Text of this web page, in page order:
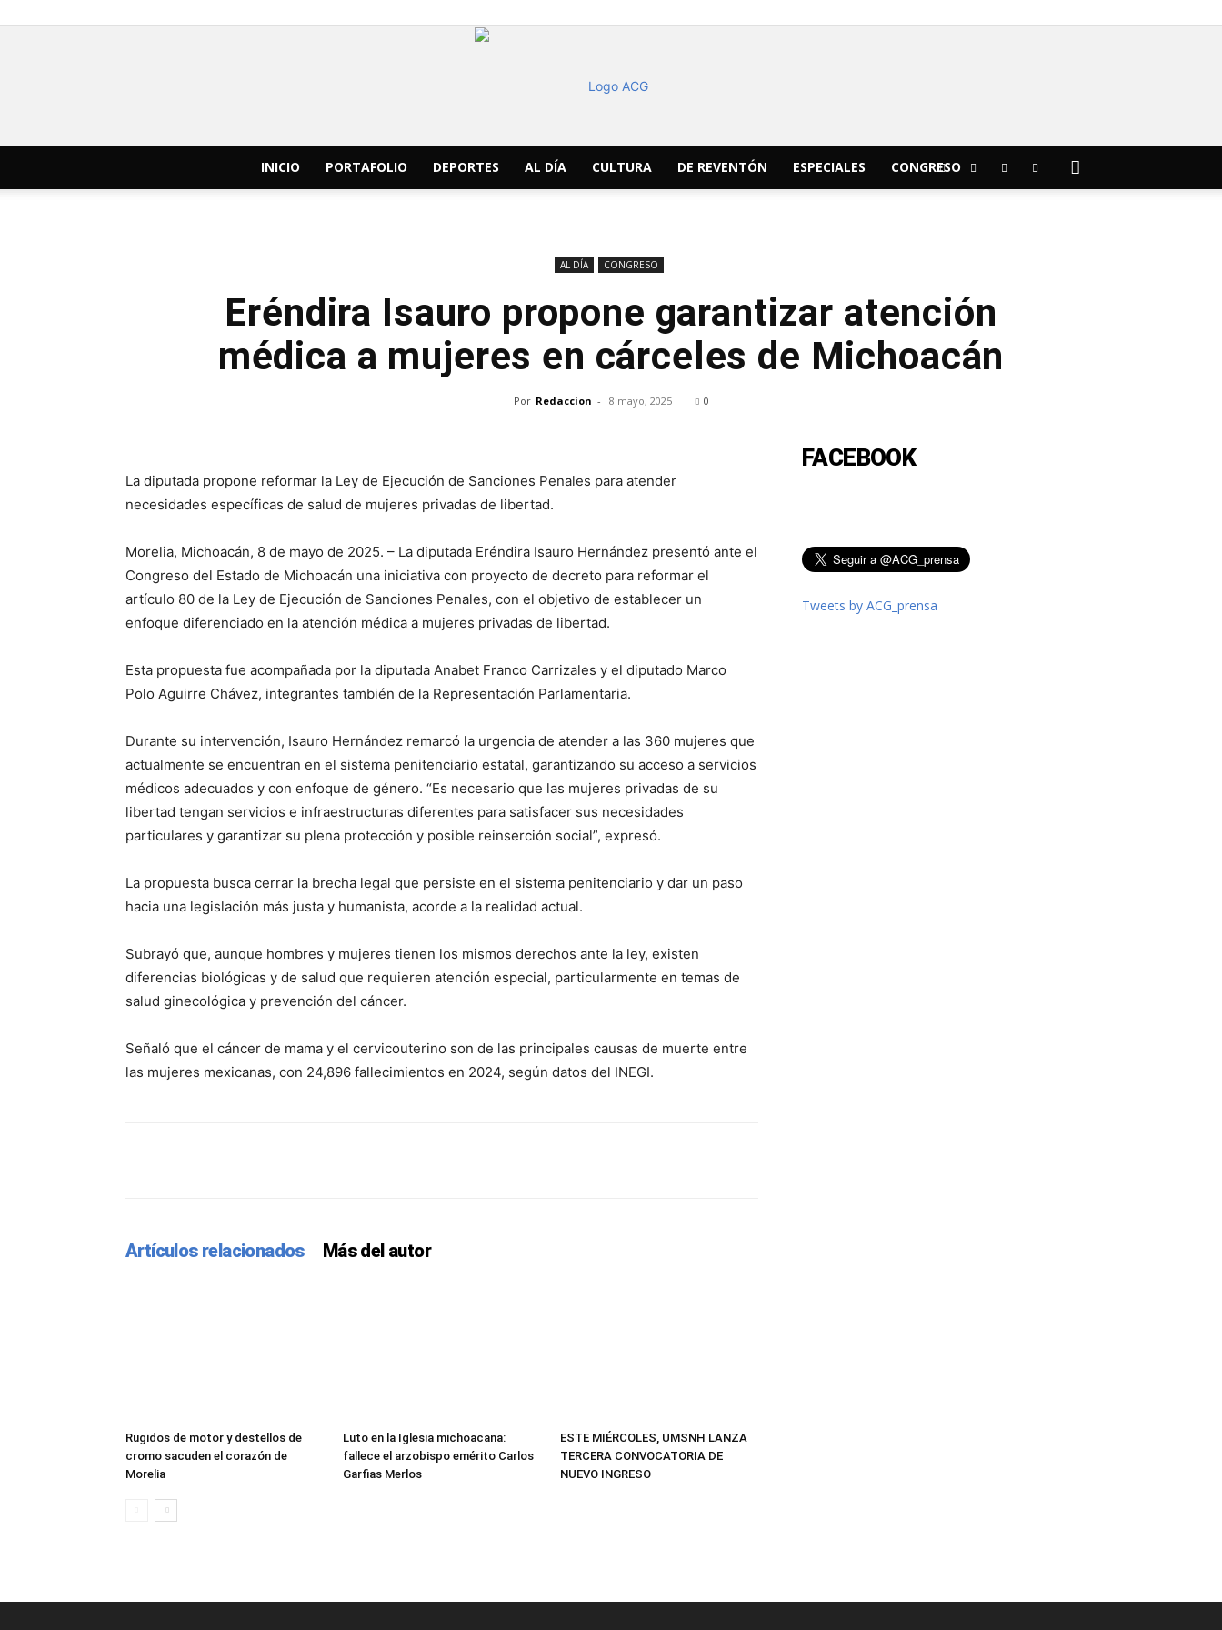
Noticias
INICIO PORTAFOLIO DEPORTES AL DÍA CULTURA DE REVENTÓN ESPECIALES CONGRESO
AL DÍA CONGRESO
Eréndira Isauro propone garantizar atención
médica a mujeres en cárceles de Michoacán
Por Redaccion - 8 mayo, 2025 0
La diputada propone reformar la Ley de Ejecución de Sanciones Penales para atender
necesidades específicas de salud de mujeres privadas de libertad.
Morelia, Michoacán, 8 de mayo de 2025. – La diputada Eréndira Isauro Hernández presentó ante el
Congreso del Estado de Michoacán una iniciativa con proyecto de decreto para reformar el
artículo 80 de la Ley de Ejecución de Sanciones Penales, con el objetivo de establecer un
enfoque diferenciado en la atención médica a mujeres privadas de libertad.
Esta propuesta fue acompañada por la diputada Anabet Franco Carrizales y el diputado Marco
Polo Aguirre Chávez, integrantes también de la Representación Parlamentaria.
Durante su intervención, Isauro Hernández remarcó la urgencia de atender a las 360 mujeres que
actualmente se encuentran en el sistema penitenciario estatal, garantizando su acceso a servicios
médicos adecuados y con enfoque de género. “Es necesario que las mujeres privadas de su
libertad tengan servicios e infraestructuras diferentes para satisfacer sus necesidades
particulares y garantizar su plena protección y posible reinserción social”, expresó.
La propuesta busca cerrar la brecha legal que persiste en el sistema penitenciario y dar un paso
hacia una legislación más justa y humanista, acorde a la realidad actual.
Subrayó que, aunque hombres y mujeres tienen los mismos derechos ante la ley, existen
diferencias biológicas y de salud que requieren atención especial, particularmente en temas de
salud ginecológica y prevención del cáncer.
Señaló que el cáncer de mama y el cervicouterino son de las principales causas de muerte entre
las mujeres mexicanas, con 24,896 fallecimientos en 2024, según datos del INEGI.
Artículos relacionados Más del autor
Rugidos de motor y destellos de
cromo sacuden el corazón de
Morelia
Luto en la Iglesia michoacana:
fallece el arzobispo emérito Carlos
Garfias Merlos
ESTE MIÉRCOLES, UMSNH LANZA
TERCERA CONVOCATORIA DE
NUEVO INGRESO
FACEBOOK
Tweets by ACG_prensa